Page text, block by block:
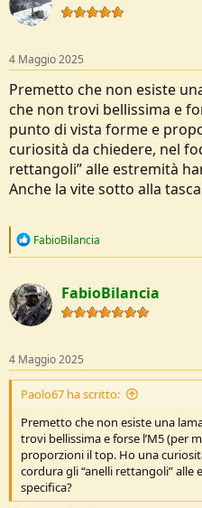
i
o
s
:
4 Maggio 2025
Premetto che non esiste
che non trovi bellissima e
punto di vista forme e
curiosità da chiedere, nel
rettangoli” alle estremità
Anche la vite sotto alla
R
c
t
i
o
s
:
FabioBilancia
FabioBilancia
4 Maggio 2025
Paolo67 ha scritto:
Premetto che non esiste una
trovi bellissima e forse l’M5 (per
proporzioni il top. Ho una
cordura gli “anelli rettangoli”
specifica?